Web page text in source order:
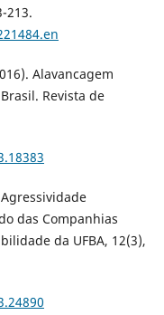
213.
Alavancagem
Revista de
das Companhias
da UFBA, 12(3),